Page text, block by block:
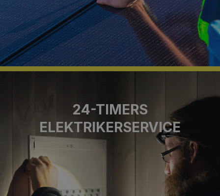
24-TIMERS
ELEKTRIKERSERVICE